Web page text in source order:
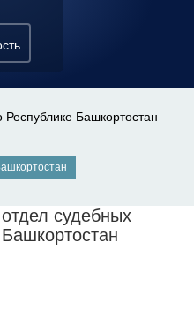
Башкортостан
судебных